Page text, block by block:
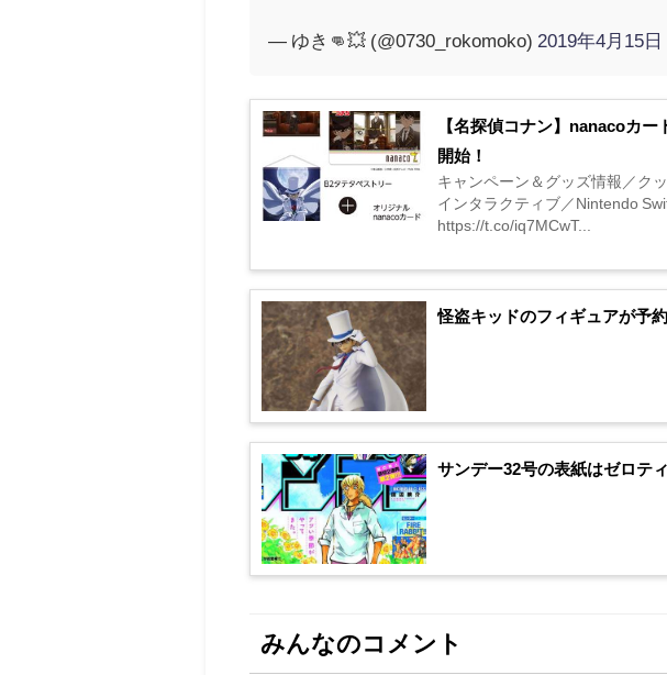
— ゆき👊💥 (@0730_rokomoko) 2019年4月15日
【名探偵コナン】nanacoカ
開始！
キャンペーン＆グッズ情報／ク
インタラクティブ／Nintendo
https://t.co/iq7MCwT...
怪盗キッドのフィギュアが予
サンデー32号の表紙はゼロテ
みんなのコメント